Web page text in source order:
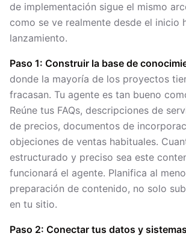
de implementación sigue el mismo
como se ve realmente desde el inicio
lanzamiento.
Paso 1: Construir la base de
donde la mayoría de los proyectos
fracasan. Tu agente es tan bueno
Reúne tus FAQs, descripciones de
de precios, documentos de
objeciones de ventas habituales.
estructurado y preciso sea este
funcionará el agente. Planifica al
preparación de contenido, no solo
en tu sitio.
Paso 2: Conectar tus datos y